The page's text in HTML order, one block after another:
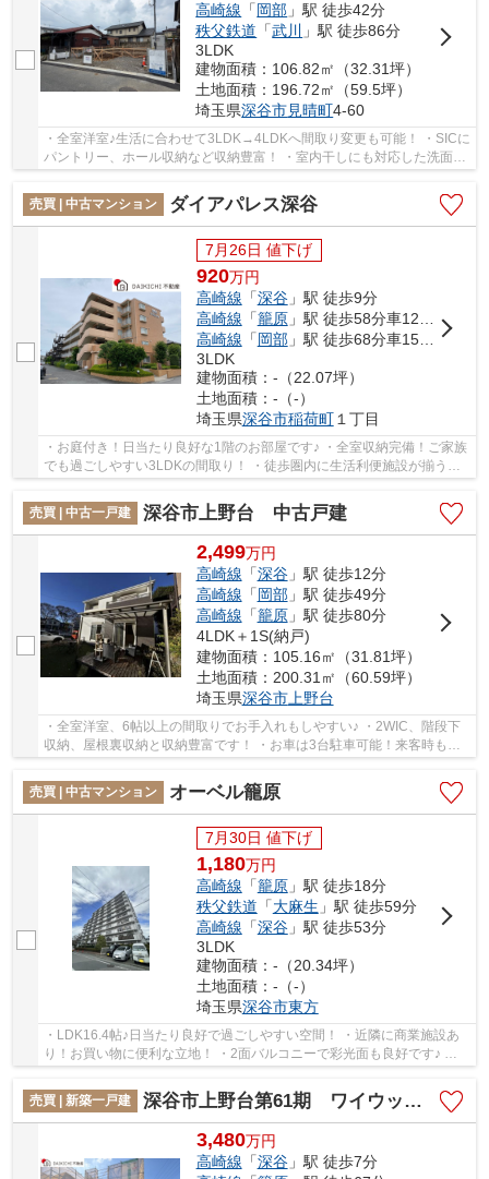
高崎線 「岡部 」駅 徒歩42分
秩父鉄道 「武川
」駅 徒歩86分
3LDK
建物面積：106.82㎡（32.31坪）
土地面積：196.72㎡（59.5坪）
埼玉県深谷市見晴町4-60
・全室洋室♪生活に合わせて3LDK→4LDKへ間取り変更も可能！ ・SICに
パントリー、ホール収納など収納豊富！ ・室内干しにも対応した洗面ス
売買 | 中古マンション
ダイアパレス深谷
7月26日 値下げ
920万円
高崎線 「深谷」駅 徒歩9分
高崎線 「籠原」駅 徒歩58分車12分 5.0km
高崎線 「岡部」駅 徒歩68分車15分 6.0km
3LDK
建物面積：-（22.07坪）
土地面積：-（-）
埼玉県深谷市稲荷町１丁目
・お庭付き！日当たり良好な1階のお部屋です♪ ・全室収納完備！ご家族
でも過ごしやすい3LDKの間取り！ ・徒歩圏内に生活利便施設が揃う便
売買 | 中古一戸建
深谷市上野台 中古戸建
2,499万円
高崎線 「深谷」駅 徒歩12分
高崎線 「岡部」駅 徒歩49分
高崎線 「籠原」駅 徒歩80分
4LDK＋1S(納戸)
建物面積：105.16㎡（31.81坪）
土地面積：200.31㎡（60.59坪）
埼玉県深谷市上野台
・全室洋室、6帖以上の間取りでお手入れもしやすい♪ ・2WIC、階段下
収納、屋根裏収納と収納豊富です！ ・お車は3台駐車可能！来客時も困
りません！ いつでもお気軽にお声がけください...
売買 | 中古マンション
オーベル籠原
7月30日 値下げ
1,180万円
高崎線 「籠原」駅 徒歩18分
秩父鉄道 「大麻生 」駅 徒歩59分
高崎線 「深谷」駅 徒歩53分
3LDK
建物面積：-（20.34坪）
土地面積：-（-）
埼玉県深谷市東方
・LDK16.4帖♪日当たり良好で過ごしやすい空間！ ・近隣に商業施設あ
り！お買い物に便利な立地！ ・2面バルコニーで彩光面も良好です♪ い
つでもお気軽にお声がけください♪ 駅からの送...
売買 | 新築一戸建
深谷市上野台第61期 ワイウッドコート 新築戸建 全3区画 3号棟
3,480万円
高崎線 「深谷」駅 徒歩7分